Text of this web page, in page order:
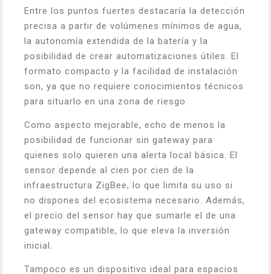
Entre los puntos fuertes destacaría la detección
precisa a partir de volúmenes mínimos de agua,
la autonomía extendida de la batería y la
posibilidad de crear automatizaciones útiles. El
formato compacto y la facilidad de instalación
son, ya que no requiere conocimientos técnicos
para situarlo en una zona de riesgo.
Como aspecto mejorable, echo de menos la
posibilidad de funcionar sin gateway para
quienes solo quieren una alerta local básica. El
sensor depende al cien por cien de la
infraestructura ZigBee, lo que limita su uso si
no dispones del ecosistema necesario. Además,
el precio del sensor hay que sumarle el de una
gateway compatible, lo que eleva la inversión
inicial.
Tampoco es un dispositivo ideal para espacios